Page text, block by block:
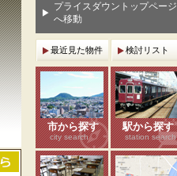
プライスダウントップページ
へ移動
最近見た物件 検討リスト
市から探す
city search
駅から探す
station search